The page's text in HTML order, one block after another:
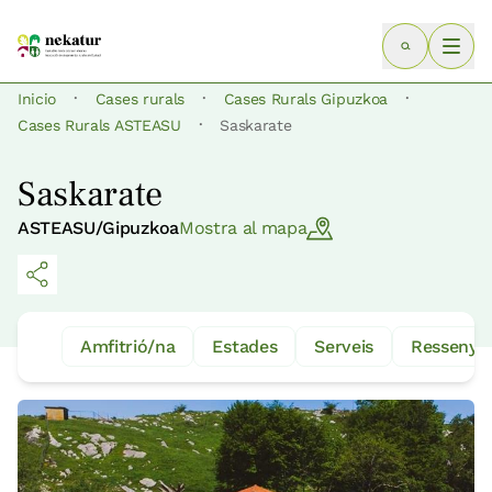
Inicio · Cases rurals · Cases Rurals Gipuzkoa ·
Cases Rurals ASTEASU · Saskarate
Saskarate
ASTEASU/GipuzkoaMostra al mapa
Amfitrió/na Estades Serveis